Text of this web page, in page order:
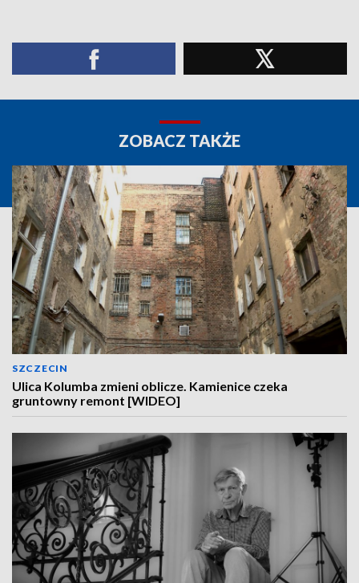
ZOBACZ TAKŻE
SZCZECIN
Ulica Kolumba zmieni oblicze. Kamienice czeka
gruntowny remont [WIDEO]